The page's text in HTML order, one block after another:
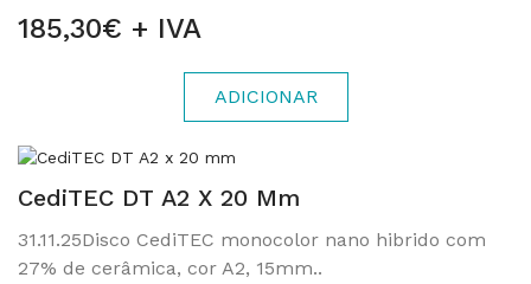
185,30€ + IVA
ADICIONAR
CediTEC DT A2 X 20 Mm
31.11.25Disco CediTEC monocolor nano hibrido com
27% de cerâmica, cor A2, 15mm..